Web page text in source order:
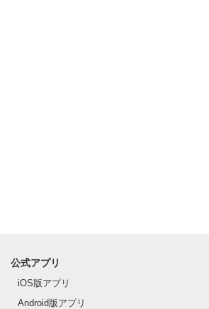
公式アプリ
iOS版アプリ
Android版アプリ